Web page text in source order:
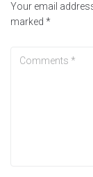
Your email
marked *